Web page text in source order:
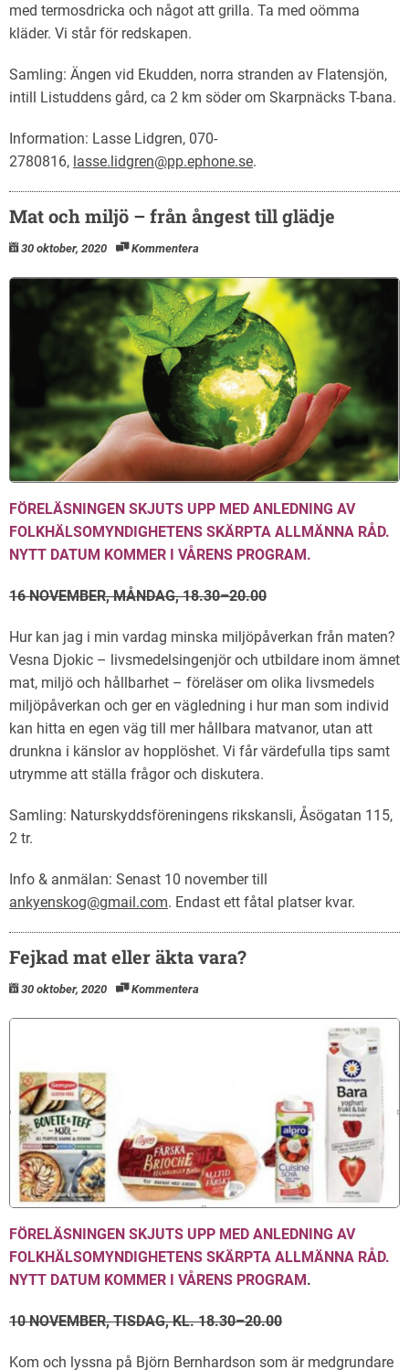
med termosdricka och något att grilla. Ta med oömma
kläder. Vi står för redskapen.
Samling: Ängen vid Ekudden, norra stranden av Flatensjön,
intill Listuddens gård, ca 2 km söder om Skarpnäcks T-bana.
Information: Lasse Lidgren, 070-
2780816, lasse.lidgren@pp.ephone.se.
Mat och miljö – från ångest till glädje
30 oktober, 2020 Kommentera
FÖRELÄSNINGEN SKJUTS UPP MED ANLEDNING AV
FOLKHÄLSOMYNDIGHETENS SKÄRPTA ALLMÄNNA RÅD.
NYTT DATUM KOMMER I VÅRENS PROGRAM.
16 NOVEMBER, MÅNDAG, 18.30–20.00
Hur kan jag i min vardag minska miljöpåverkan från maten?
Vesna Djokic – livsmedelsingenjör och utbildare inom ämnet
mat, miljö och hållbarhet – föreläser om olika livsmedels
miljöpåverkan och ger en vägledning i hur man som individ
kan hitta en egen väg till mer hållbara matvanor, utan att
drunkna i känslor av hopplöshet. Vi får värdefulla tips samt
utrymme att ställa frågor och diskutera.
Samling: Naturskyddsföreningens rikskansli, Åsögatan 115,
2 tr.
Info & anmälan: Senast 10 november till
ankyenskog@gmail.com. Endast ett fåtal platser kvar.
Fejkad mat eller äkta vara?
30 oktober, 2020 Kommentera
FÖRELÄSNINGEN SKJUTS UPP MED ANLEDNING AV
FOLKHÄLSOMYNDIGHETENS SKÄRPTA ALLMÄNNA RÅD.
NYTT DATUM KOMMER I VÅRENS PROGRAM .
10 NOVEMBER, TISDAG, KL. 18.30–20.00
Kom och lyssna på Björn Bernhardson som är medgrundare